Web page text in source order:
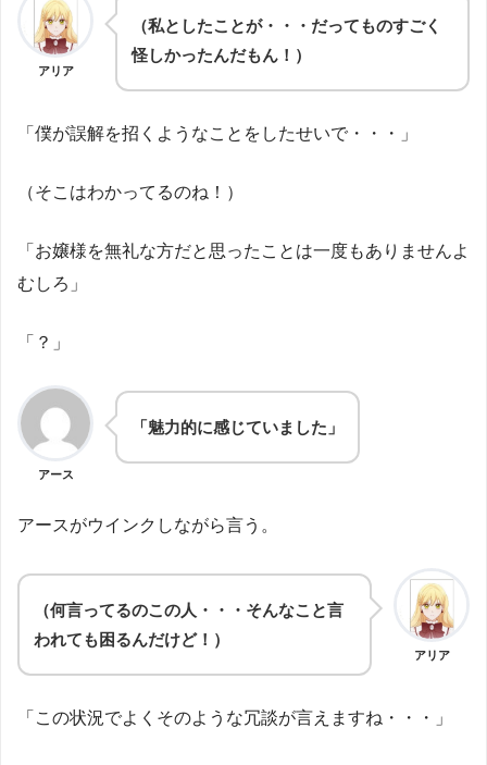
アリア
（私としたことが・・・だってものすごく
怪しかったんだもん！）
「僕が誤解を招くようなことをしたせいで・・・」
（そこはわかってるのね！）
「お嬢様を無礼な方だと思ったことは一度もありませんよ
むしろ」
「？」
アース
「魅力的に感じていました」
アースがウインクしながら言う。
アリア
（何言ってるのこの人・・・そんなこと言
われても困るんだけど！）
「この状況でよくそのような冗談が言えますね・・・」